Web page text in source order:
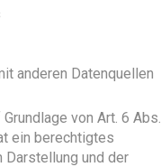
anderen Datenquellen
von Art. 6 Abs.
ein berechtigtes
und der